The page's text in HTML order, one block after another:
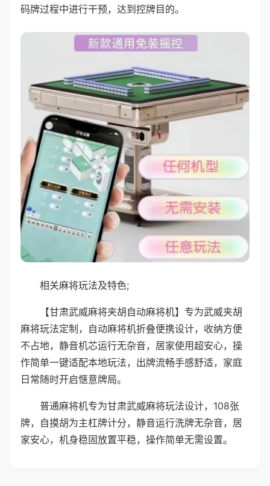
码牌过程中进行干预，达到控牌目的。
相关麻将玩法及特色;
【甘肃武威麻将夹胡自动麻将机】专为武威夹胡
麻将玩法定制，自动麻将机折叠便携设计，收纳方便
不占地，静音机芯运行无杂音，居家使用超安心，操
作简单一键适配本地玩法，出牌流畅手感舒适，家庭
日常随时开启惬意牌局。
普通麻将机专为甘肃武威麻将玩法设计，108张
牌，自摸胡为主杠牌计分，静音运行洗牌无杂音，居
家安心，机身稳固放置平稳，操作简单无需设置。